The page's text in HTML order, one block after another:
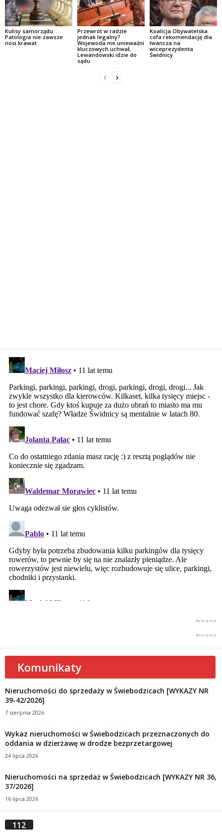
Kulisy samorządu:
Patologia nie zawsze
nosi krawat
Przewrót w radzie
jednak legalny?
Wojewoda nie unieważni
kluczowych uchwał,
Lewandowski idzie do
sądu
Koalicja Obywatelska
cofa rekomendację dla
Iwancza na
wiceprezydenta
Świdnicy
Komunikaty
Nieruchomości do sprzedaży w Świebodzicach [WYKAZY NR
39-42/2026]
7 sierpnia 2026
Wykaz nieruchomości w Świebodzicach przeznaczonych do
oddania w dzierżawę w drodze bezprzetargowej
24 lipca 2026
Nieruchomości na sprzedaż w Świebodzicach [WYKAZY NR 36,
37/2026]
16 lipca 2026
112